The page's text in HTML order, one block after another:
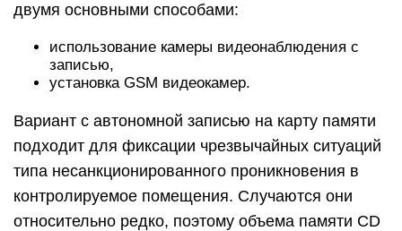
двумя основными способами:
использование камеры видеонаблюдения с
записью,
установка GSM видеокамер.
Вариант с автономной записью на карту памяти
подходит для фиксации чрезвычайных ситуаций
типа несанкционированного проникновения в
контролируемое помещения. Случаются они
относительно редко, поэтому объема памяти CD